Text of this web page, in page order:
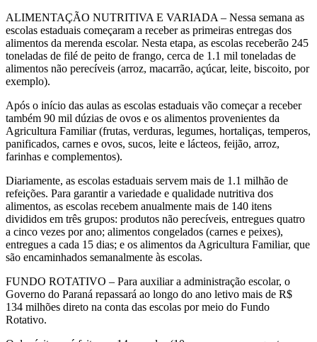
ALIMENTAÇÃO NUTRITIVA E VARIADA – Nessa semana as
escolas estaduais começaram a receber as primeiras entregas dos
alimentos da merenda escolar. Nesta etapa, as escolas receberão 245
toneladas de filé de peito de frango, cerca de 1.1 mil toneladas de
alimentos não perecíveis (arroz, macarrão, açúcar, leite, biscoito, por
exemplo).
Após o início das aulas as escolas estaduais vão começar a receber
também 90 mil dúzias de ovos e os alimentos provenientes da
Agricultura Familiar (frutas, verduras, legumes, hortaliças, temperos,
panificados, carnes e ovos, sucos, leite e lácteos, feijão, arroz,
farinhas e complementos).
Diariamente, as escolas estaduais servem mais de 1.1 milhão de
refeições. Para garantir a variedade e qualidade nutritiva dos
alimentos, as escolas recebem anualmente mais de 140 itens
divididos em três grupos: produtos não perecíveis, entregues quatro
a cinco vezes por ano; alimentos congelados (carnes e peixes),
entregues a cada 15 dias; e os alimentos da Agricultura Familiar, que
são encaminhados semanalmente às escolas.
FUNDO ROTATIVO – Para auxiliar a administração escolar, o
Governo do Paraná repassará ao longo do ano letivo mais de R$
134 milhões direto na conta das escolas por meio do Fundo
Rotativo.